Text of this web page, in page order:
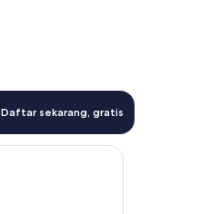
Daftar sekarang, gratis